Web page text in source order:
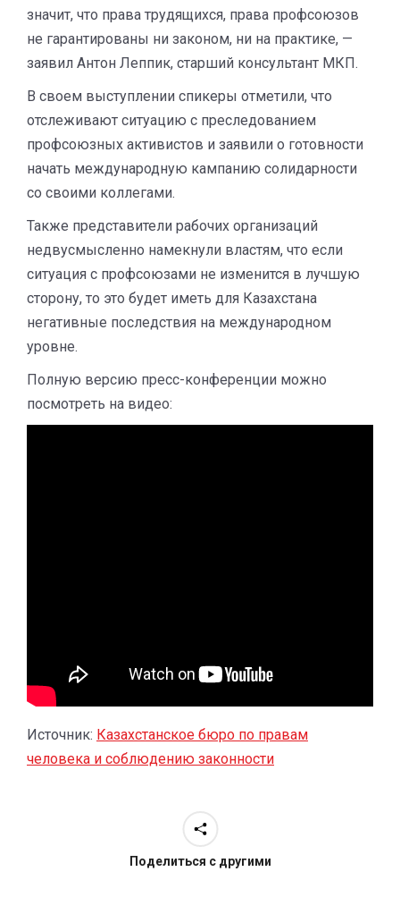
значит, что права трудящихся, права профсоюзов
не гарантированы ни законом, ни на практике, —
заявил Антон Леппик, старший консультант МКП.
В своем выступлении спикеры отметили, что
отслеживают ситуацию с преследованием
профсоюзных активистов и заявили о готовности
начать международную кампанию солидарности
со своими коллегами.
Также представители рабочих организаций
недвусмысленно намекнули властям, что если
ситуация с профсоюзами не изменится в лучшую
сторону, то это будет иметь для Казахстана
негативные последствия на международном
уровне.
Полную версию пресс-конференции можно
посмотреть на видео:
Источник: Казахстанское бюро по правам
человека и соблюдению законности
Поделиться с другими